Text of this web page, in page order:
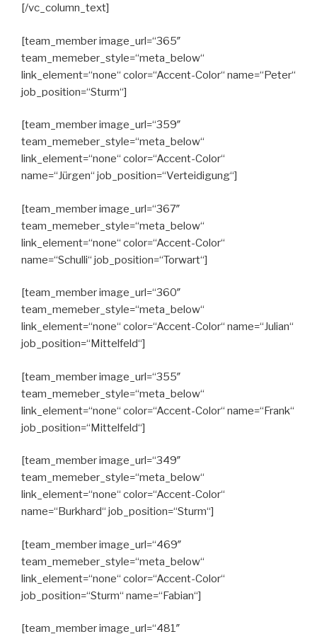
[/vc_column_text]
[team_member image_url=“365″
team_memeber_style=“meta_below“
link_element=“none“ color=“Accent-Color“ name=“Peter“
job_position=“Sturm“]
[team_member image_url=“359″
team_memeber_style=“meta_below“
link_element=“none“ color=“Accent-Color“
name=“Jürgen“ job_position=“Verteidigung“]
[team_member image_url=“367″
team_memeber_style=“meta_below“
link_element=“none“ color=“Accent-Color“
name=“Schulli“ job_position=“Torwart“]
[team_member image_url=“360″
team_memeber_style=“meta_below“
link_element=“none“ color=“Accent-Color“ name=“Julian“
job_position=“Mittelfeld“]
[team_member image_url=“355″
team_memeber_style=“meta_below“
link_element=“none“ color=“Accent-Color“ name=“Frank“
job_position=“Mittelfeld“]
[team_member image_url=“349″
team_memeber_style=“meta_below“
link_element=“none“ color=“Accent-Color“
name=“Burkhard“ job_position=“Sturm“]
[team_member image_url=“469″
team_memeber_style=“meta_below“
link_element=“none“ color=“Accent-Color“
job_position=“Sturm“ name=“Fabian“]
[team_member image_url=“481″